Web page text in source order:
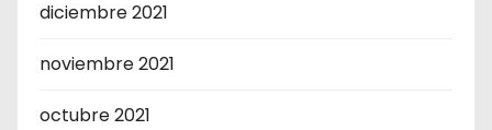
diciembre 2021
noviembre 2021
octubre 2021